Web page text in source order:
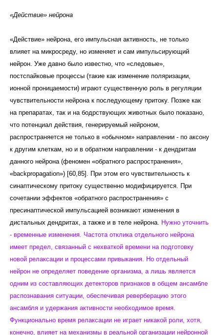
«Действие» нейрона
«Действие» нейрона, его импульсная активность, не только
влияет на микросреду, но изменяет и сам импульсирующий
нейрон. Уже давно было известно, что «следовые»,
постспайковые процессы (такие как изменение поляризации,
ионной проницаемости) играют существенную роль в регуляции
чувствительности нейрона к последующему притоку. Позже как
на препаратах, так и на бодрствующих животных было показано,
что потенциал действия, генерируемый нейроном,
распространяется не только в «обычном» направлении - по аксону
к другим клеткам, но и в обратном направлении - к дендритам
данного нейрона (феномен «обратного распространения»,
«backpropagation») [60,85]. При этом его чувствительность к
синаптическому притоку существенно модифицируется. При
сочетании эффектов «обратного распространения» с
пресинаптической импульсацией возникают изменения в
дистальных дендритах, а также и в теле нейрона. Нужно уточнить
- временные изменения. Частота отклика отдельного нейрона
имеет предел, связанный с нехваткой времени на подготовку
новой релаксации и процессами привыкания. Но отдельный
нейрон не определяет поведение организма, а лишь является
одним из составляющих детекторов признаков в общем ансамбле
распознавания ситуации, обеспечивая реверберацию этого
ансамбля и удержания активности необходимое время.
Функционально время релаксации не играет никакой роли, хотя,
конечно, влияет на механизмы в реальной организации нейронной